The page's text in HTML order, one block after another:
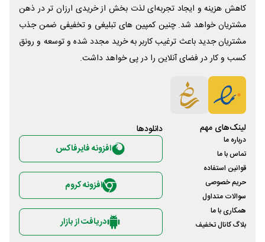
کاهش هزینه و ایجاد تجربه‌ای لذت بخش از خریدی ارزان تر در ذهن
مشتریان خواهد شد. چنین کمپین های تبلیغی و تخفیفی ضمن جذب
مشتریان جدید باعث ترغیب کاربر به خرید مجدد شده و توسعه و رونق
کسب و کار در فضای آنلاین را در پی خواهد داشت.
لینک‌های مهم
درباره ما
تماس با ما
قوانین استفاده
حریم خصوصی
سوالات متداول
همکاری با ما
بلاگ کانال تخفیف
دانلود‌ها
افزونه فایرفاکس
افزونه کروم
دریافت از بازار